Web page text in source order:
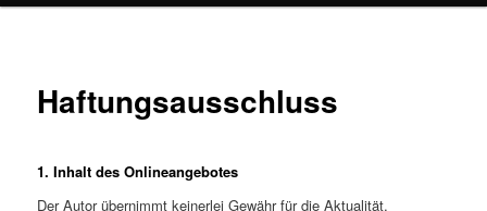
Haftungsausschluss
1. Inhalt des Onlineangebotes
Der Autor übernimmt keinerlei Gewähr für die Aktualität,